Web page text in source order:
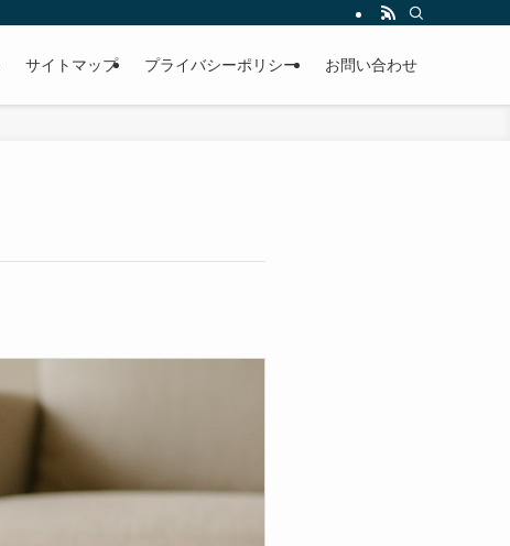
サイトマップ プライバシーポリシー お問い合わせ